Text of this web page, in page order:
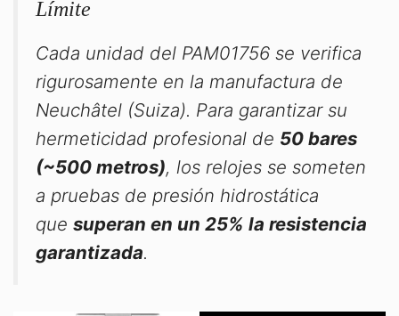
Límite
Cada unidad del PAM01756 se verifica
rigurosamente en la manufactura de
Neuchâtel (Suiza). Para garantizar su
hermeticidad profesional de 50 bares
(~500 metros), los relojes se someten
a pruebas de presión hidrostática
que superan en un 25% la resistencia
garantizada.